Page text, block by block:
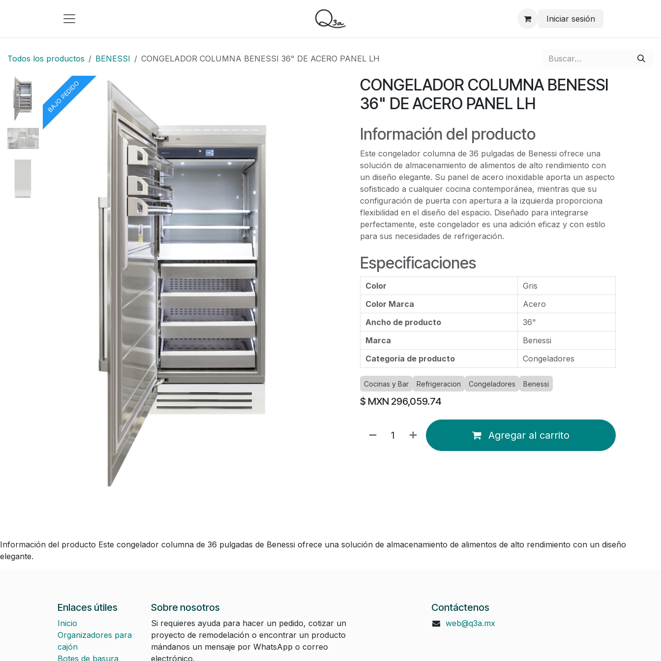
Iniciar sesión
Todos los productos BENESSI CONGELADOR COLUMNA BENESSI 36" DE ACERO PANEL LH
BAJO PEDIDO
BAJO PEDIDO
CONGELADOR COLUMNA BENESSI
36" DE ACERO PANEL LH
Información del producto
Este congelador columna de 36 pulgadas de Benessi ofrece una
solución de almacenamiento de alimentos de alto rendimiento con
un diseño elegante. Su panel de acero inoxidable aporta un aspecto
sofisticado a cualquier cocina contemporánea, mientras que su
configuración de puerta con apertura a la izquierda proporciona
flexibilidad en el diseño del espacio. Diseñado para integrarse
perfectamente, este congelador es una adición eficaz y con estilo
para sus necesidades de refrigeración.
Especificaciones
Color
Gris
Color Marca
Acero
Ancho de producto
36"
Marca
Benessi
Categoria de producto
Congeladores
Cocinas y Bar Refrigeracion Congeladores Benessi
$ MXN 296,059.74
Agregar al carrito
Información del producto Este congelador columna de 36 pulgadas de Benessi ofrece una solución de almacenamiento de alimentos de alto rendimiento con un diseño
elegante.
Enlaces útiles
Inicio
Organizadores para
cajón
Botes de basura
Sobre nosotros
Si requieres ayuda para hacer un pedido, cotizar un
proyecto de remodelación o encontrar un producto
mándanos un mensaje por WhatsApp o correo
electrónico.
Contáctenos
web@q3a.mx